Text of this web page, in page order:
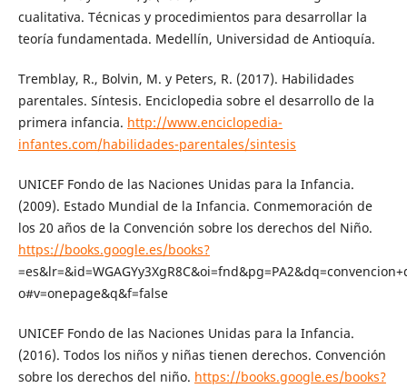
cualitativa. Técnicas y procedimientos para desarrollar la
teoría fundamentada. Medellín, Universidad de Antioquía.
Tremblay, R., Bolvin, M. y Peters, R. (2017). Habilidades
parentales. Síntesis. Enciclopedia sobre el desarrollo de la
primera infancia. http://www.enciclopedia-
infantes.com/habilidades-parentales/sintesis
UNICEF Fondo de las Naciones Unidas para la Infancia.
(2009). Estado Mundial de la Infancia. Conmemoración de
los 20 años de la Convención sobre los derechos del Niño.
https://books.google.es/books?
o#v=onepage&q&f=false
UNICEF Fondo de las Naciones Unidas para la Infancia.
(2016). Todos los niños y niñas tienen derechos. Convención
sobre los derechos del niño. https://books.google.es/books?